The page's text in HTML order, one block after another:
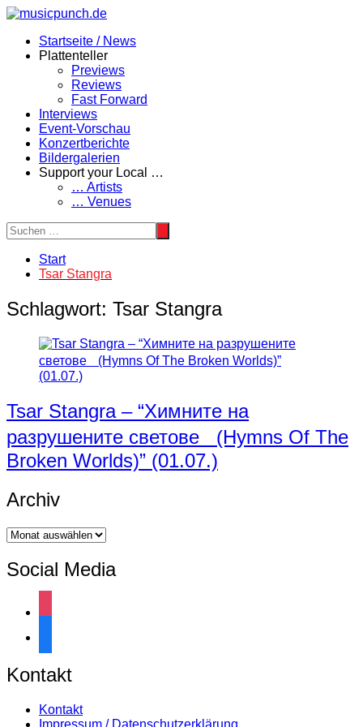
Zum
springenStartseite / News
Plattenteller
Previews
Reviews
Fast Forward
Interviews
Event-Vorschau
Konzertberichte
Bildergalerien
Support your Local …
… Artists
… Venues
Start
Tsar Stangra
Schlagwort: Tsar Stangra
Tsar Stangra – “Химните на
разрушените светове (Hymns Of The
Broken Worlds)” (01.07.)
Archiv
Archiv
Social Media
Kontakt
Kontakt